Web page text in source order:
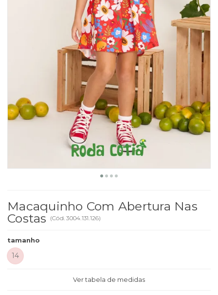
Macaquinho Com Abertura Nas
Costas
(Cód.3004.131.126)
tamanho
14
Ver tabela de medidas